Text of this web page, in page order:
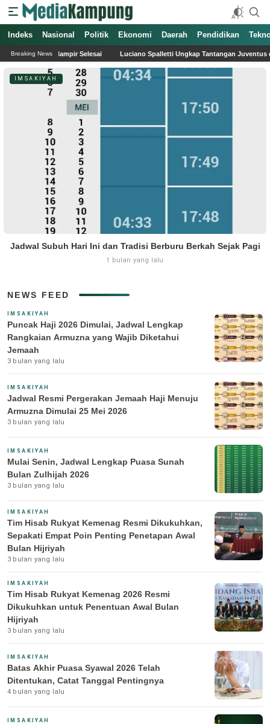
Indeks Nasional Politik Ekonomi Daerah Pendidikan
Breaking News
ke-129 Hampir Selesai Luciano Spalletti Ungkap Tantangan Juventus dalam
IMSAKIYAH
Jadwal Subuh Hari Ini dan Tradisi Berburu Berkah Sejak Pagi
1 bulan yang lalu
NEWS FEED
IMSAKIYAH
Puncak Haji 2026 Dimulai, Jadwal Lengkap
Rangkaian Armuzna yang Wajib Diketahui
Jemaah
3 bulan yang lalu
IMSAKIYAH
Jadwal Resmi Pergerakan Jemaah Haji Menuju
Armuzna Dimulai 25 Mei 2026
3 bulan yang lalu
IMSAKIYAH
Mulai Senin, Jadwal Lengkap Puasa Sunah
Bulan Zulhijah 2026
3 bulan yang lalu
IMSAKIYAH
Tim Hisab Rukyat Kemenag Resmi Dikukuhkan,
Sepakati Empat Poin Penting Penetapan Awal
Bulan Hijriyah
3 bulan yang lalu
IMSAKIYAH
Tim Hisab Rukyat Kemenag 2026 Resmi
Dikukuhkan untuk Penentuan Awal Bulan
Hijriyah
3 bulan yang lalu
IMSAKIYAH
Batas Akhir Puasa Syawal 2026 Telah
Ditentukan, Catat Tanggal Pentingnya
4 bulan yang lalu
IMSAKIYAH